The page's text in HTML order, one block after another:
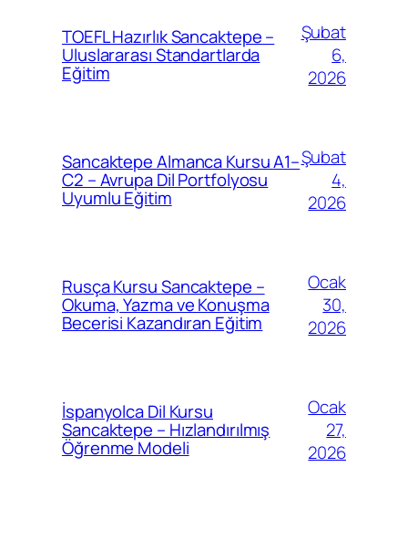
TOEFL Hazırlık Sancaktepe –
Uluslararası Standartlarda
Eğitim
Şubat
6,
2026
Sancaktepe Almanca Kursu A1–
C2 – Avrupa Dil Portfolyosu
Uyumlu Eğitim
Şubat
4,
2026
Rusça Kursu Sancaktepe –
Okuma, Yazma ve Konuşma
Becerisi Kazandıran Eğitim
Ocak
30,
2026
İspanyolca Dil Kursu
Sancaktepe – Hızlandırılmış
Öğrenme Modeli
Ocak
27,
2026